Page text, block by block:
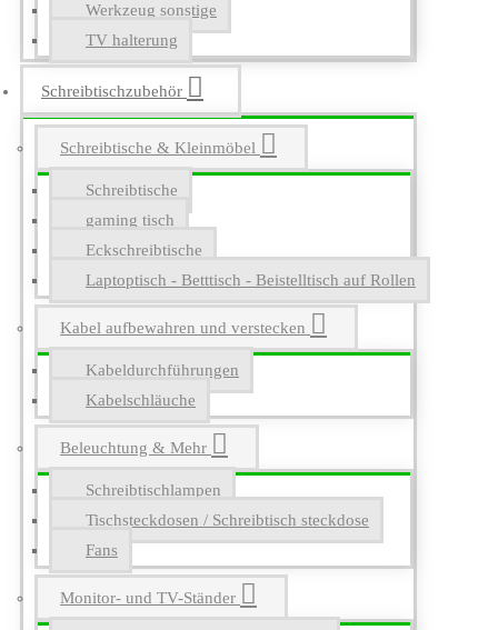
Werkzeug sonstige
TV halterung
Schreibtischzubehör
Schreibtische & Kleinmöbel
Schreibtische
gaming tisch
Eckschreibtische
Laptoptisch - Betttisch - Beistelltisch auf Rollen
Kabel aufbewahren und verstecken
Kabeldurchführungen
Kabelschläuche
Beleuchtung & Mehr
Schreibtischlampen
Tischsteckdosen / Schreibtisch steckdose
Fans
Monitor- und TV-Ständer